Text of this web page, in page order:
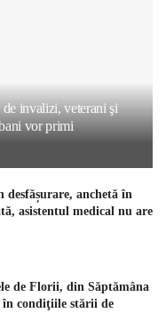
invalizi, veterani şi
vor primi
desfășurare, anchetă în
asistentul medical nu are
de Florii, din Săptămâna
în condiţiile stării de